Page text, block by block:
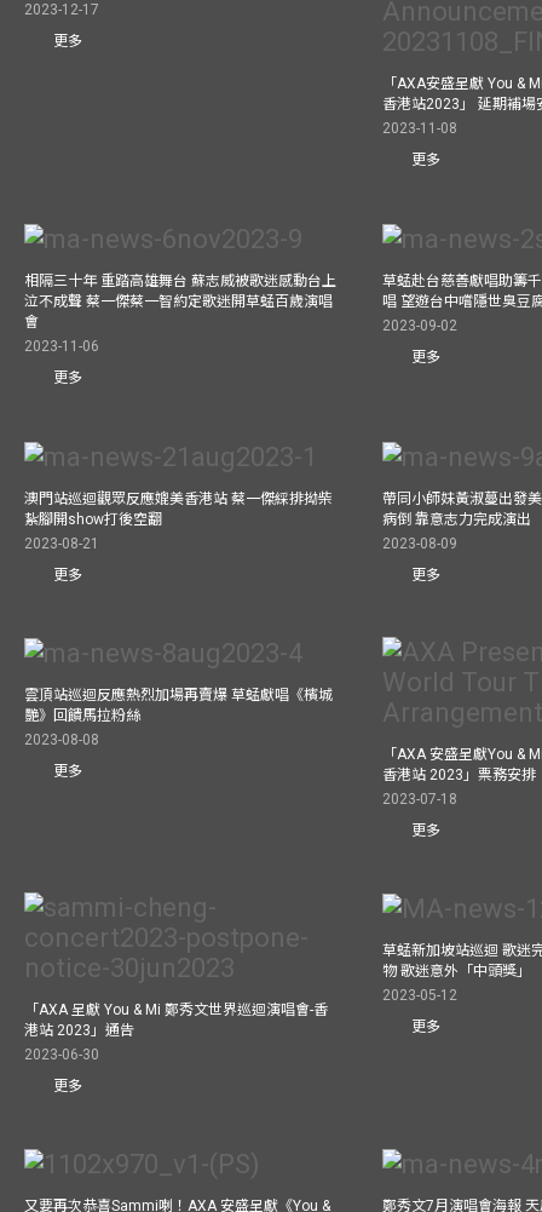
2023-12-17
更多
「AXA安盛呈獻 You &
香港站2023」 延期補場
2023-11-08
更多
相隔三十年 重踏高雄舞台 蘇志威被歌迷感動台上
泣不成聲 蔡一傑蔡一智約定歌迷開草蜢百歲演唱
會
2023-11-06
更多
草蜢赴台慈善獻唱助籌
唱 望遊台中嚐隱世臭豆
2023-09-02
更多
澳門站巡迴觀眾反應媲美香港站 蔡一傑綵排拗柴
紥腳開show打後空翻
2023-08-21
更多
帶同小師妹黃淑蔓出發
病倒 靠意志力完成演出
2023-08-09
更多
雲頂站巡迴反應熱烈加場再賣爆 草蜢獻唱《檳城
艷》回饋馬拉粉絲
2023-08-08
更多
「AXA 安盛呈獻You &
香港站 2023」票務安排
2023-07-18
更多
「AXA 呈獻 You & Mi 鄭秀文世界巡迴演唱會-香
港站 2023」通告
2023-06-30
更多
草蜢新加坡站巡迴 歌迷
物 歌迷意外「中頭獎」
2023-05-12
更多
又要再次恭喜Sammi喇！AXA 安盛呈獻《You & 鄭秀文7月演唱會海報